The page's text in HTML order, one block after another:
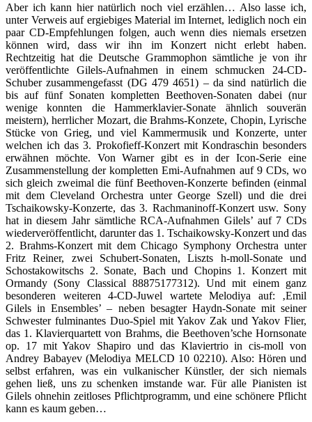
Aber ich kann hier natürlich noch viel erzählen… Also lasse ich,
unter Verweis auf ergiebiges Material im Internet, lediglich noch ein
paar CD-Empfehlungen folgen, auch wenn dies niemals ersetzen
können wird, dass wir ihn im Konzert nicht erlebt haben.
Rechtzeitig hat die Deutsche Grammophon sämtliche je von ihr
veröffentlichte Gilels-Aufnahmen in einem schmucken 24-CD-
Schuber zusammengefasst (DG 479 4651) – da sind natürlich die
bis auf fünf Sonaten kompletten Beethoven-Sonaten dabei (nur
wenige konnten die Hammerklavier-Sonate ähnlich souverän
meistern), herrlicher Mozart, die Brahms-Konzete, Chopin, Lyrische
Stücke von Grieg, und viel Kammermusik und Konzerte, unter
welchen ich das 3. Prokofieff-Konzert mit Kondraschin besonders
erwähnen möchte. Von Warner gibt es in der Icon-Serie eine
Zusammenstellung der kompletten Emi-Aufnahmen auf 9 CDs, wo
sich gleich zweimal die fünf Beethoven-Konzerte befinden (einmal
mit dem Cleveland Orchestra unter George Szell) und die drei
Tschaikowsky-Konzerte, das 3. Rachmaninoff-Konzert usw. Sony
hat in diesem Jahr sämtliche RCA-Aufnahmen Gilels’ auf 7 CDs
wiederveröffentlicht, darunter das 1. Tschaikowsky-Konzert und das
2. Brahms-Konzert mit dem Chicago Symphony Orchestra unter
Fritz Reiner, zwei Schubert-Sonaten, Liszts h-moll-Sonate und
Schostakowitschs 2. Sonate, Bach und Chopins 1. Konzert mit
Ormandy (Sony Classical 88875177312). Und mit einem ganz
besonderen weiteren 4-CD-Juwel wartete Melodiya auf: ‚Emil
Gilels in Ensembles’ – neben besagter Haydn-Sonate mit seiner
Schwester fulminantes Duo-Spiel mit Yakov Zak und Yakov Flier,
das 1. Klavierquartett von Brahms, die Beethoven’sche Hornsonate
op. 17 mit Yakov Shapiro und das Klaviertrio in cis-moll von
Andrey Babayev (Melodiya MELCD 10 02210). Also: Hören und
selbst erfahren, was ein vulkanischer Künstler, der sich niemals
gehen ließ, uns zu schenken imstande war. Für alle Pianisten ist
Gilels ohnehin zeitloses Pflichtprogramm, und eine schönere Pflicht
kann es kaum geben…